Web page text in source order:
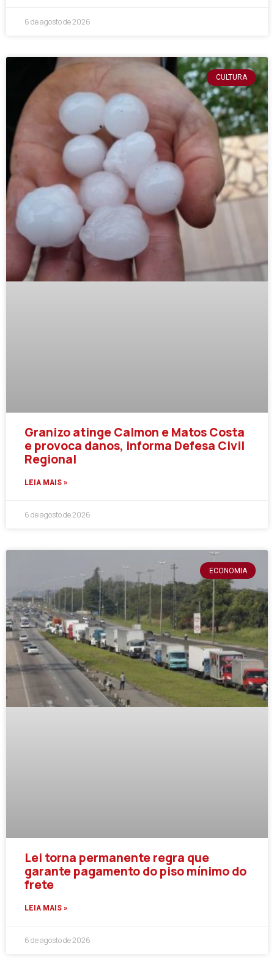
6 de agosto de 2026
CULTURA
Granizo atinge Calmon e Matos Costa
e provoca danos, informa Defesa Civil
Regional
LEIA MAIS »
6 de agosto de 2026
ECONOMIA
Lei torna permanente regra que
garante pagamento do piso mínimo do
frete
LEIA MAIS »
6 de agosto de 2026